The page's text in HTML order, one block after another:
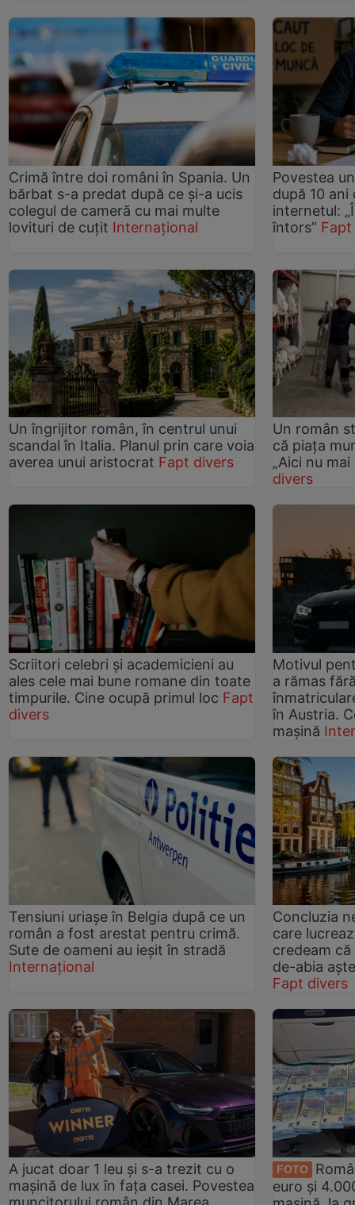
Crimă între doi români în Spania. Un
bărbat s-a predat după ce și-a ucis
colegul de cameră cu mai multe
lovituri de cuțit Internațional
Povestea
după 10
internetul:
întors”
Un îngrijitor român, în centrul unui
scandal în Italia. Planul prin care voia
averea unui aristocrat Fapt divers
Un român
că piața
„Aici nu
divers
Scriitori celebri și academicieni au
ales cele mai bune romane din toate
timpurile. Cine ocupă primul loc Fapt
divers
Motivul
a rămas
în Austria.
mașină
Tensiuni uriașe în Belgia după ce un
român a fost arestat pentru crimă.
Sute de oameni au ieșit în stradă
Internațional
Concluzia
care
credeam
de-abia
Fapt divers
A jucat doar 1 leu și s-a trezit cu o
mașină de lux în fața casei. Povestea
FOTO
euro și